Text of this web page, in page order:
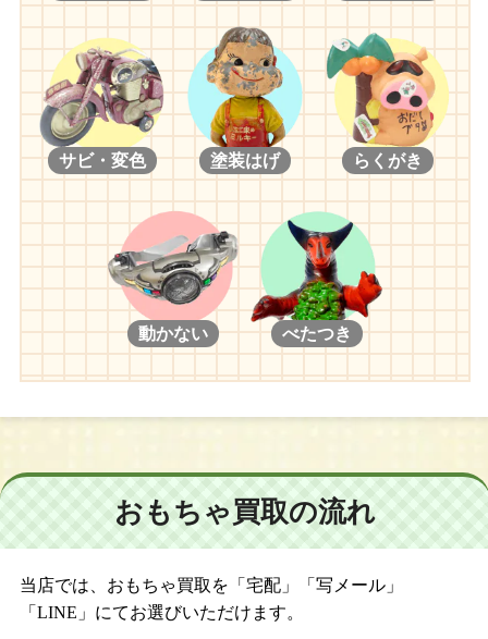
サビ・変色 塗装はげ らくがき
動かない べたつき
おもちゃ買取の流れ
当店では、おもちゃ買取を「宅配」「写メール」
「LINE」にてお選びいただけます。